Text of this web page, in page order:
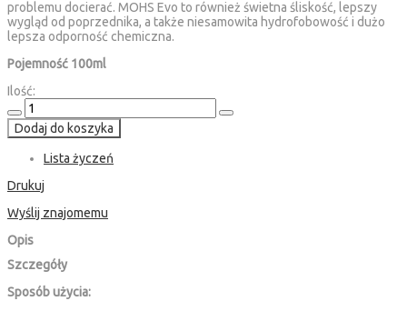
problemu docierać. MOHS Evo to również świetna śliskość, lepszy
wygląd od poprzednika, a także niesamowita hydrofobowość i dużo
lepsza odporność chemiczna.
Pojemność 100ml
Ilość:
Dodaj do koszyka
Lista życzeń
Drukuj
Wyślij znajomemu
Opis
Szczegóły
Sposób użycia: